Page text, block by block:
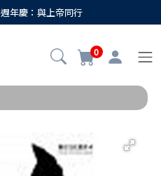
年慶：與上帝同行
0